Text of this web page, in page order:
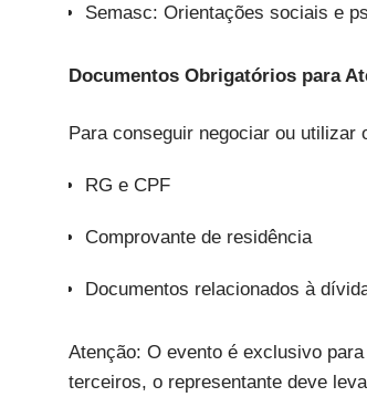
Semasc: Orientações sociais e
Documentos Obrigatórios para
Para conseguir negociar ou
RG e CPF
Comprovante de residência
Documentos relacionados à
Atenção: O evento é exclusivo
terceiros, o representante deve